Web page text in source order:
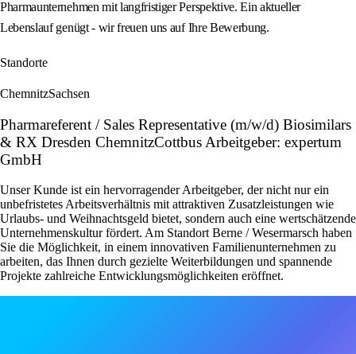
Pharmaunternehmen mit langfristiger Perspektive. Ein aktueller
Lebenslauf genügt - wir freuen uns auf Ihre Bewerbung.
Standorte
ChemnitzSachsen
Pharmareferent / Sales Representative (m/w/d) Biosimilars
& RX Dresden ChemnitzCottbus Arbeitgeber: expertum
GmbH
Unser Kunde ist ein hervorragender Arbeitgeber, der nicht nur ein
unbefristetes Arbeitsverhältnis mit attraktiven Zusatzleistungen wie
Urlaubs- und Weihnachtsgeld bietet, sondern auch eine wertschätzende
Unternehmenskultur fördert. Am Standort Berne / Wesermarsch haben
Sie die Möglichkeit, in einem innovativen Familienunternehmen zu
arbeiten, das Ihnen durch gezielte Weiterbildungen und spannende
Projekte zahlreiche Entwicklungsmöglichkeiten eröffnet.